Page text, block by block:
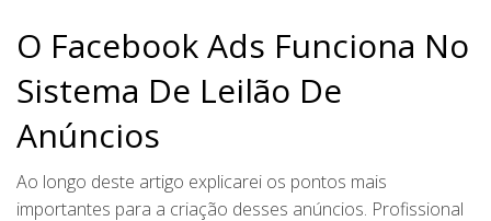
O Facebook Ads Funciona No
Sistema De Leilão De
Anúncios
Ao longo deste artigo explicarei os pontos mais
importantes para a criação desses anúncios. Profissional